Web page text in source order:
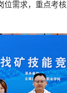
需求，重点考